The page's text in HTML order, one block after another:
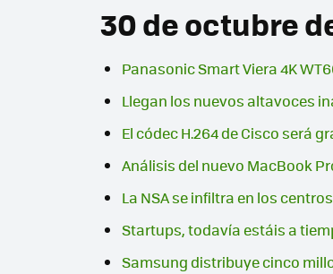
30 de octubre
Panasonic Smart Viera 4K
Llegan los nuevos altavoces
El códec H.264 de Cisco será
Análisis del nuevo MacBook
La NSA se infiltra en los
Startups, todavía estáis a
Samsung distribuye cinco